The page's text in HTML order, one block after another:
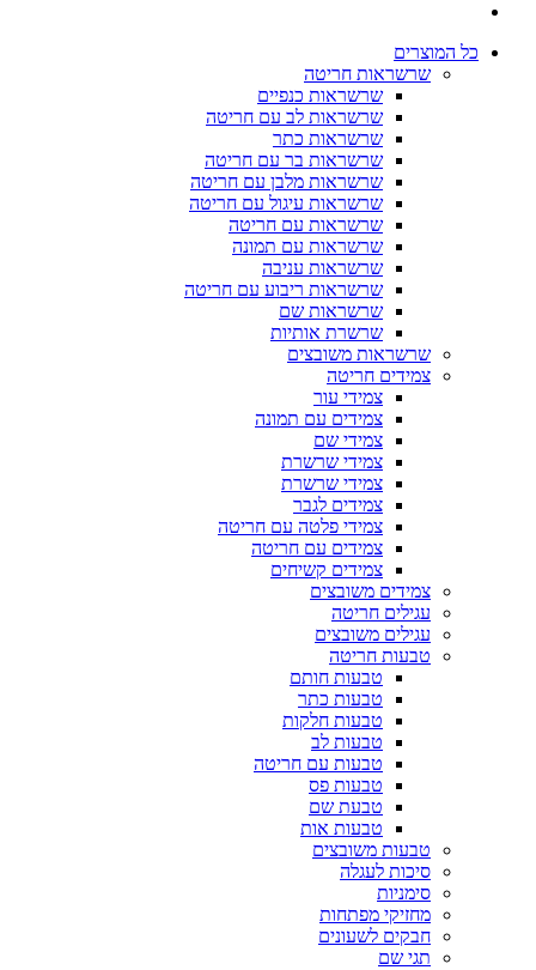
כל המוצרים
שרשראות חריטה
שרשראות כנפיים
שרשראות לב עם חריטה
שרשראות כתר
שרשראות בר עם חריטה
שרשראות מלבן עם חריטה
שרשראות עיגול עם חריטה
שרשראות עם חריטה
שרשראות עם תמונה
שרשראות עניבה
שרשראות ריבוע עם חריטה
שרשראות שם
שרשרת אותיות
שרשראות משובצים
צמידים חריטה
צמידי עור
צמידים עם תמונה
צמידי שם
צמידי שרשרת
צמידי שרשרת
צמידים לגבר
צמידי פלטה עם חריטה
צמידים עם חריטה
צמידים קשיחים
צמידים משובצים
עגילים חריטה
עגילים משובצים
טבעות חריטה
טבעות חותם
טבעות כתר
טבעות חלקות
טבעות לב
טבעות עם חריטה
טבעות פס
טבעת שם
טבעות אות
טבעות משובצים
סיכות לעגלה
סימניות
מחזיקי מפתחות
חבקים לשעונים
תגי שם